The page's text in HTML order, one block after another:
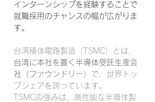
インターンシップを経験することで
就職採用のチャンスの幅が広がりま
す。
台湾積体電路製造（TSMC）とは、
台湾に本社を置く半導体受託生産会
社（ファウンドリー） で、世界トッ
プシェアを誇っています。﻿
TSMCの強みは、高性能な半導体製